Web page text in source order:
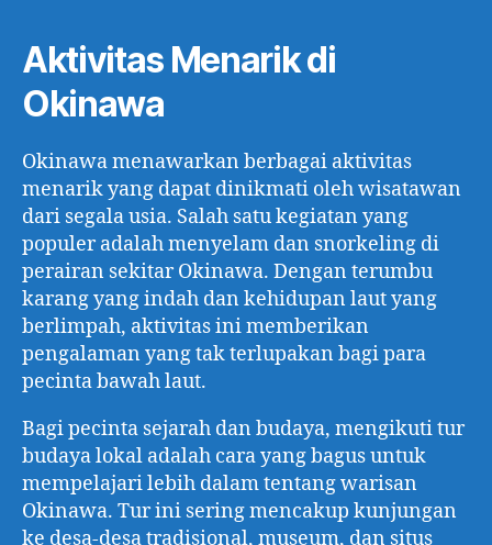
Aktivitas Menarik di
Okinawa
Okinawa menawarkan berbagai aktivitas
menarik yang dapat dinikmati oleh wisatawan
dari segala usia. Salah satu kegiatan yang
populer adalah menyelam dan snorkeling di
perairan sekitar Okinawa. Dengan terumbu
karang yang indah dan kehidupan laut yang
berlimpah, aktivitas ini memberikan
pengalaman yang tak terlupakan bagi para
pecinta bawah laut.
Bagi pecinta sejarah dan budaya, mengikuti tur
budaya lokal adalah cara yang bagus untuk
mempelajari lebih dalam tentang warisan
Okinawa. Tur ini sering mencakup kunjungan
ke desa-desa tradisional, museum, dan situs